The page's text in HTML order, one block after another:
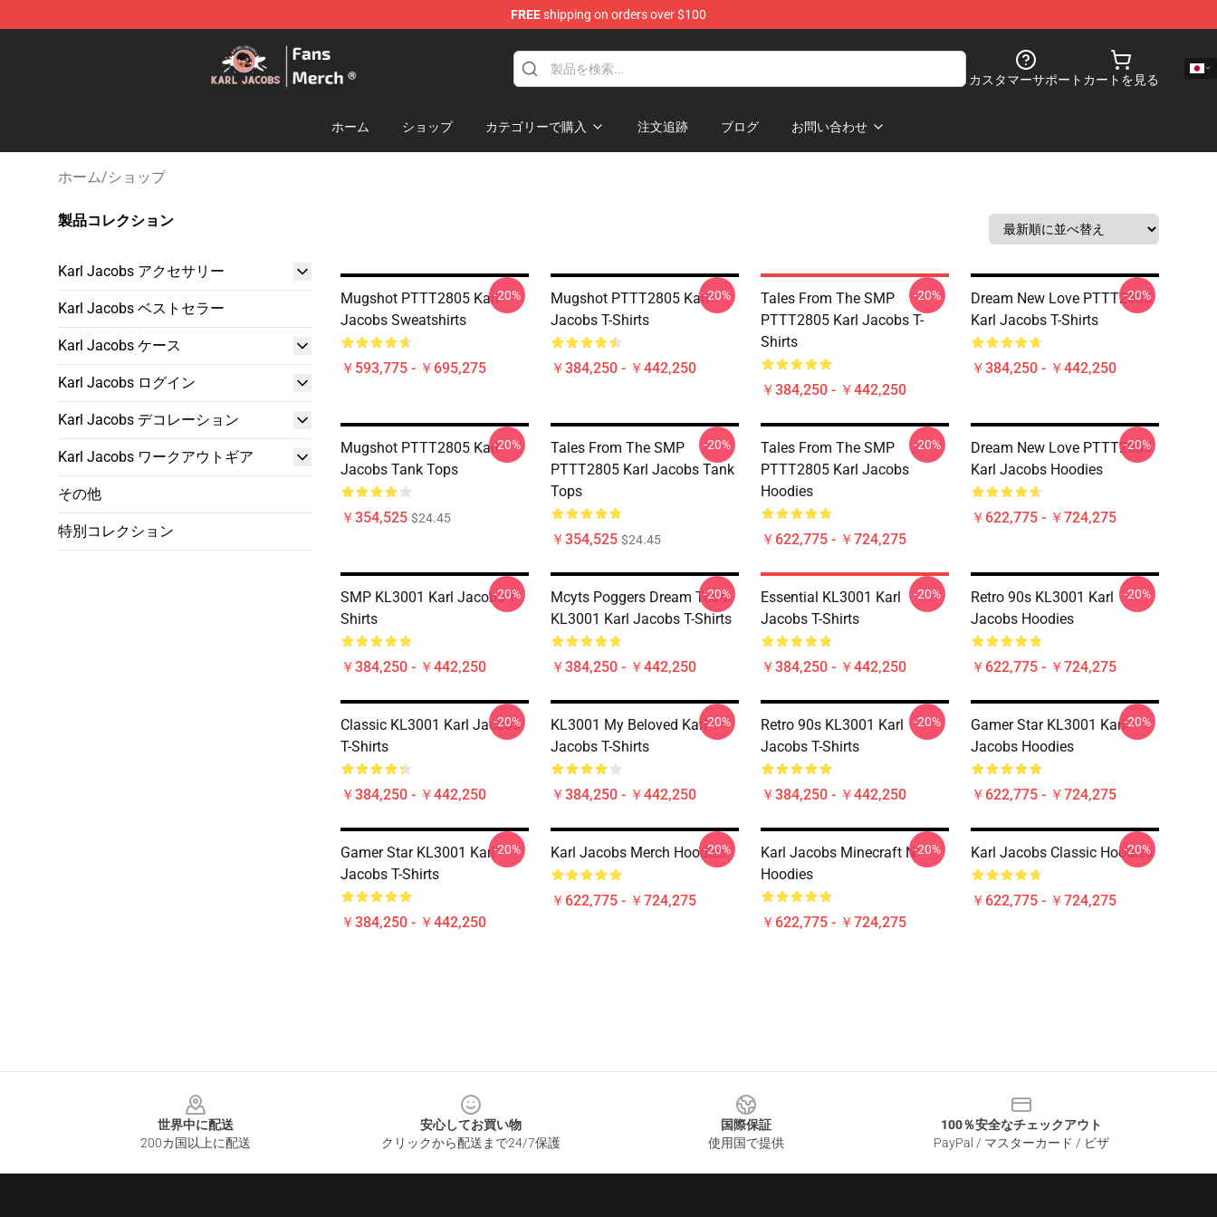
FREEshipping on orders over $100
Karl Jacobs Store - Official Karl Jacobs Merchandise Shop
カスタマーサポート カートを見る
ホーム ショップ カテゴリーで購入 注文追跡 ブログ お問い合わせ
ホーム/ショップ
製品コレクション
Karl Jacobs アクセサリー
Karl Jacobs ベストセラー
Karl Jacobs ケース
Karl Jacobs ログイン
Karl Jacobs デコレーション
Karl Jacobs ワークアウトギア
その他
特別コレクション
Mugshot PTTT2805 Karl
Jacobs Sweatshirts
￥593,775 - ￥695,275
-20%
Mugshot PTTT2805 Karl
Jacobs T-Shirts
￥384,250 - ￥442,250
-20%
Tales From The SMP
PTTT2805 Karl Jacobs T-
Shirts
￥384,250 - ￥442,250
-20%
Dream New Love PTTT2805
Karl Jacobs T-Shirts
￥384,250 - ￥442,250
-20%
Mugshot PTTT2805 Karl
Jacobs Tank Tops
￥354,525 $24.45
-20%
Tales From The SMP
PTTT2805 Karl Jacobs Tank
Tops
￥354,525 $24.45
-20%
Tales From The SMP
PTTT2805 Karl Jacobs
Hoodies
￥622,775 - ￥724,275
-20%
Dream New Love PTTT2805
Karl Jacobs Hoodies
￥622,775 - ￥724,275
-20%
SMP KL3001 Karl Jacobs T-
Shirts
￥384,250 - ￥442,250
-20%
Mcyts Poggers Dream Team
KL3001 Karl Jacobs T-Shirts
￥384,250 - ￥442,250
-20%
Essential KL3001 Karl
Jacobs T-Shirts
￥384,250 - ￥442,250
-20%
Retro 90s KL3001 Karl
Jacobs Hoodies
￥622,775 - ￥724,275
-20%
Classic KL3001 Karl Jacobs
T-Shirts
￥384,250 - ￥442,250
-20%
KL3001 My Beloved Karl
Jacobs T-Shirts
￥384,250 - ￥442,250
-20%
Retro 90s KL3001 Karl
Jacobs T-Shirts
￥384,250 - ￥442,250
-20%
Gamer Star KL3001 Karl
Jacobs Hoodies
￥622,775 - ￥724,275
-20%
Gamer Star KL3001 Karl
Jacobs T-Shirts
￥384,250 - ￥442,250
-20% Karl Jacobs Merch Hoodies
￥622,775 - ￥724,275
-20%
Karl Jacobs Minecraft N
Hoodies
￥622,775 - ￥724,275
-20% Karl Jacobs Classic Hoodies
￥622,775 - ￥724,275
-20%
世界中に配送
200カ国以上に配送
安心してお買い物
クリックから配送まで24/7保護
国際保証
使用国で提供
100％安全なチェックアウト
PayPal / マスターカード / ビザ